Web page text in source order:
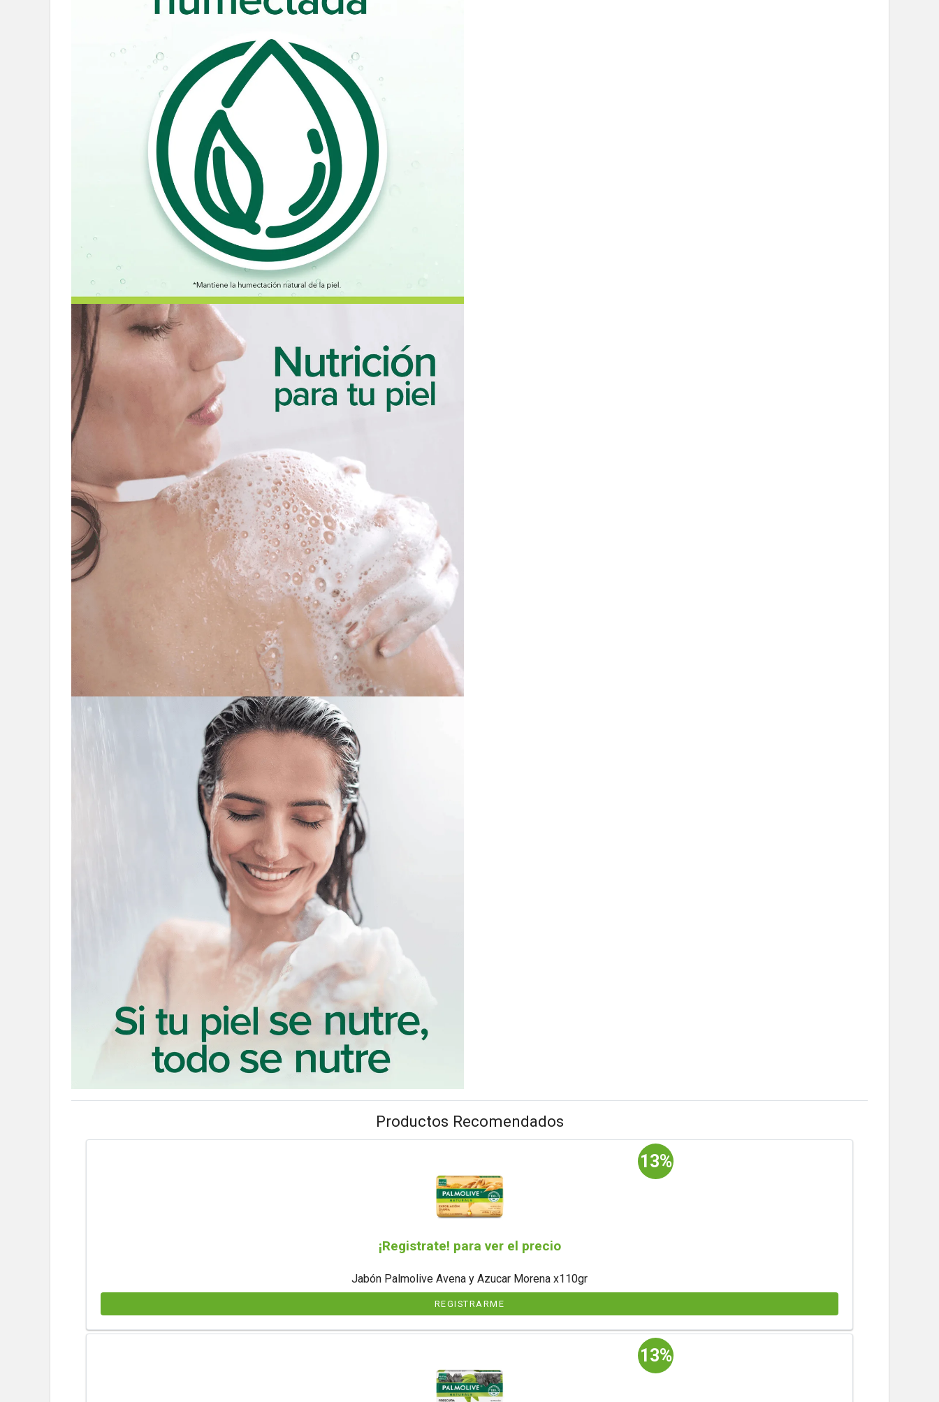
Productos Recomendados
13%
¡Registrate! para ver el precio
Jabón Palmolive Avena y Azucar Morena x110gr
REGISTRARME
13%